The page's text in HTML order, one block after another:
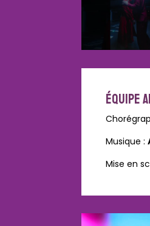
ÉQUIPE
Musique :
Mise en